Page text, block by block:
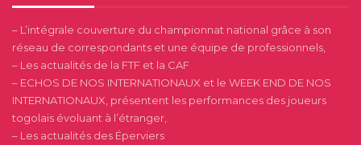
– L’intégrale couverture du championnat national grâce à son
réseau de correspondants et une équipe de professionnels,
– Les actualités de la FTF et la CAF
– ECHOS DE NOS INTERNATIONAUX et le WEEK END DE NOS
INTERNATIONAUX, présentent les performances des joueurs
togolais évoluant à l’étranger,
– Les actualités des Éperviers